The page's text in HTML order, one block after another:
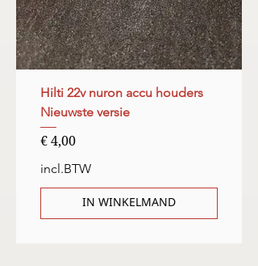
Hilti 22v nuron accu houders
Nieuwste versie
Prijs
€ 4,00
incl.BTW
IN WINKELMAND